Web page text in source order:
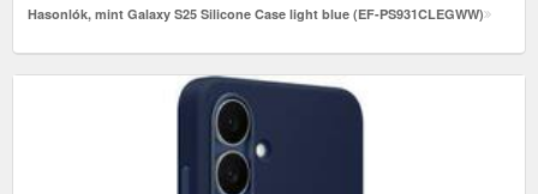
Hasonlók, mint Galaxy S25 Silicone Case light blue (EF-PS931CLEGWW)